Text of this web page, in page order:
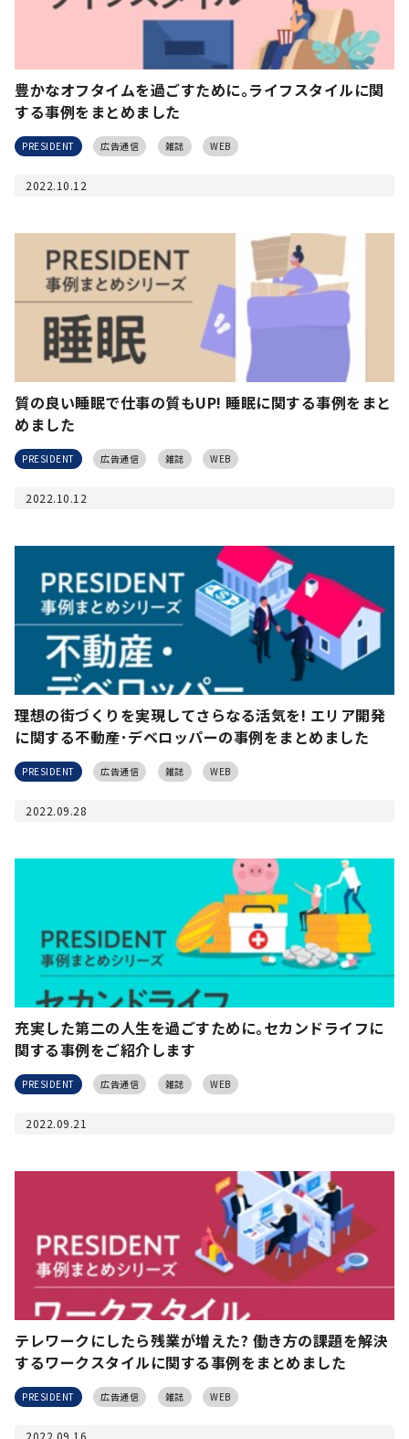
豊かなオフタイムを過ごすために｡ライフスタイルに関
する事例をまとめました
PRESIDENT 広告通信 雑誌 WEB
2022.10.12
質の良い睡眠で仕事の質もUP! 睡眠に関する事例をまと
めました
PRESIDENT 広告通信 雑誌 WEB
2022.10.12
理想の街づくりを実現してさらなる活気を! エリア開発
に関する不動産･デベロッパーの事例をまとめました
PRESIDENT 広告通信 雑誌 WEB
2022.09.28
充実した第二の人生を過ごすために｡セカンドライフに
関する事例をご紹介します
PRESIDENT 広告通信 雑誌 WEB
2022.09.21
テレワークにしたら残業が増えた? 働き方の課題を解決
するワークスタイルに関する事例をまとめました
PRESIDENT 広告通信 雑誌 WEB
2022.09.16